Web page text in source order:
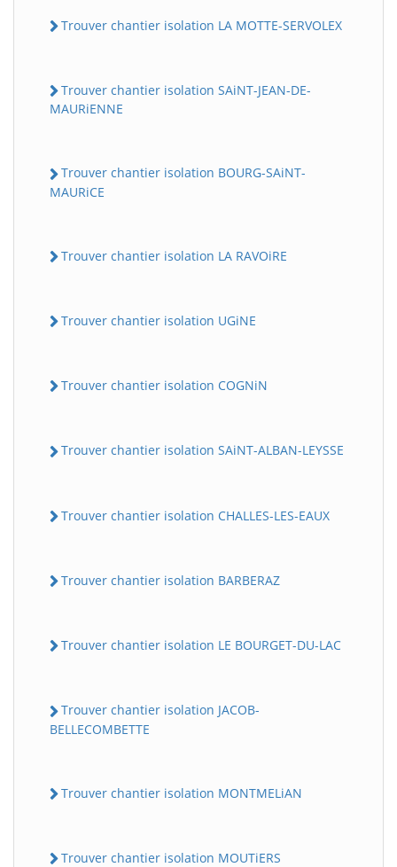
Trouver chantier isolation LA MOTTE-SERVOLEX
Trouver chantier isolation SAiNT-JEAN-DE-
MAURiENNE
Trouver chantier isolation BOURG-SAiNT-
MAURiCE
Trouver chantier isolation LA RAVOiRE
Trouver chantier isolation UGiNE
Trouver chantier isolation COGNiN
Trouver chantier isolation SAiNT-ALBAN-LEYSSE
Trouver chantier isolation CHALLES-LES-EAUX
Trouver chantier isolation BARBERAZ
Trouver chantier isolation LE BOURGET-DU-LAC
Trouver chantier isolation JACOB-
BELLECOMBETTE
Trouver chantier isolation MONTMELiAN
Trouver chantier isolation MOUTiERS